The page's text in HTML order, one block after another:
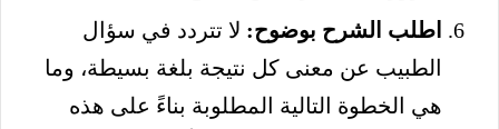
اطلب الشرح بوضوح: لا تتردد في سؤال
الطبيب عن معنى كل نتيجة بلغة بسيطة، وما
هي الخطوة التالية المطلوبة بناءً على هذه